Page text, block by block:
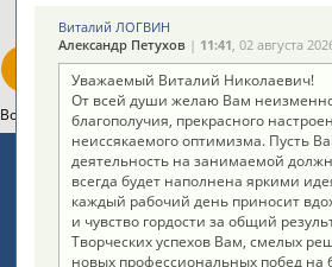
Вопросы сотрудничества и совместной
Стадион, 1998-2026
Адресов в новостной рассылке: 996
Подпишись
Виталий ЛОГВИН
Александр Петухов| 11:41, 02 августа
Уважаемый Виталий Николаевич!
От всей души желаю Вам
благополучия, прекрасного
неиссякаемого оптимизма. Пусть
деятельность на занимаемой
всегда будет наполнена яркими
каждый рабочий день приносит
и чувство гордости за общий
Творческих успехов Вам, смелых
новых профессиональных побед на